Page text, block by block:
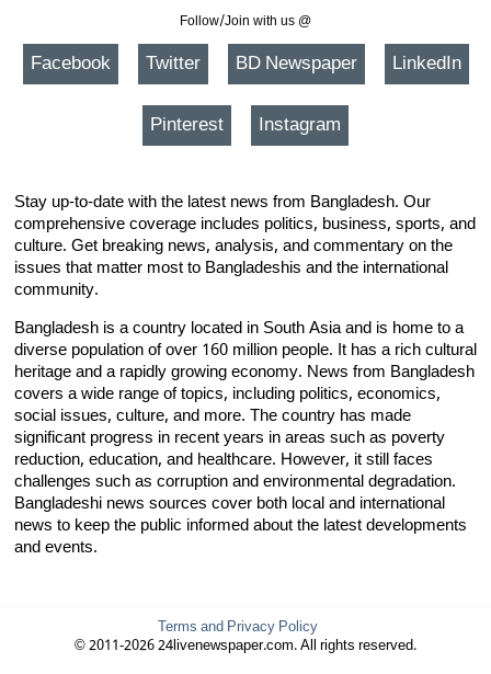
Follow/Join with us @
Facebook Twitter BD Newspaper LinkedIn
Pinterest Instagram
Stay up-to-date with the latest news from Bangladesh. Our
comprehensive coverage includes politics, business, sports, and
culture. Get breaking news, analysis, and commentary on the
issues that matter most to Bangladeshis and the international
community.
Bangladesh is a country located in South Asia and is home to a
diverse population of over 160 million people. It has a rich cultural
heritage and a rapidly growing economy. News from Bangladesh
covers a wide range of topics, including politics, economics,
social issues, culture, and more. The country has made
significant progress in recent years in areas such as poverty
reduction, education, and healthcare. However, it still faces
challenges such as corruption and environmental degradation.
Bangladeshi news sources cover both local and international
news to keep the public informed about the latest developments
and events.
Terms and Privacy Policy
© 2011-2026 24livenewspaper.com. All rights reserved.